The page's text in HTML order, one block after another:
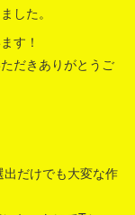
した。
す！
だきありがとうご
だけでも大変な作